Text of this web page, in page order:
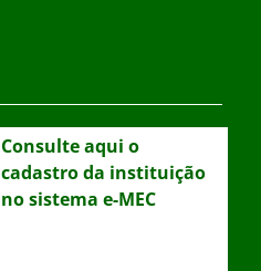
Consulte aqui o
cadastro da instituição
no sistema e-MEC